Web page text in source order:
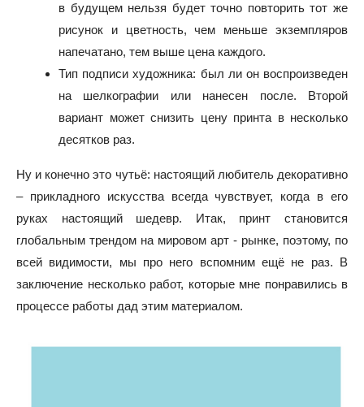
в будущем нельзя будет точно повторить тот же
рисунок и цветность, чем меньше экземпляров
напечатано, тем выше цена каждого.
Тип подписи художника: был ли он воспроизведен
на шелкографии или нанесен после. Второй
вариант может снизить цену принта в несколько
десятков раз.
Ну и конечно это чутьё: настоящий любитель декоративно
– прикладного искусства всегда чувствует, когда в его
руках настоящий шедевр. Итак, принт становится
глобальным трендом на мировом арт - рынке, поэтому, по
всей видимости, мы про него вспомним ещё не раз. В
заключение несколько работ, которые мне понравились в
процессе работы дад этим материалом.